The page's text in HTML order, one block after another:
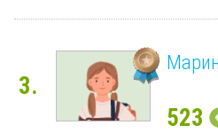
3.
523